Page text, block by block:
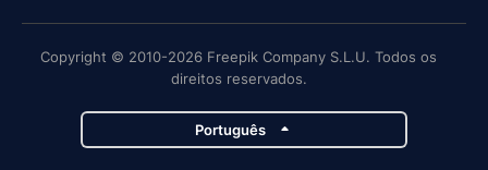
Copyright © 2010-2026 Freepik Company S.L.U. Todos os
direitos reservados.
Português